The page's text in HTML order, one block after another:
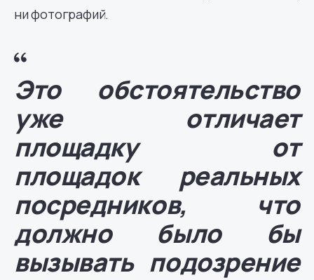
ни фотографий.
Это обстоятельство
уже отличает
площадку от
площадок реальных
посредников, что
должно было бы
вызывать подозрение